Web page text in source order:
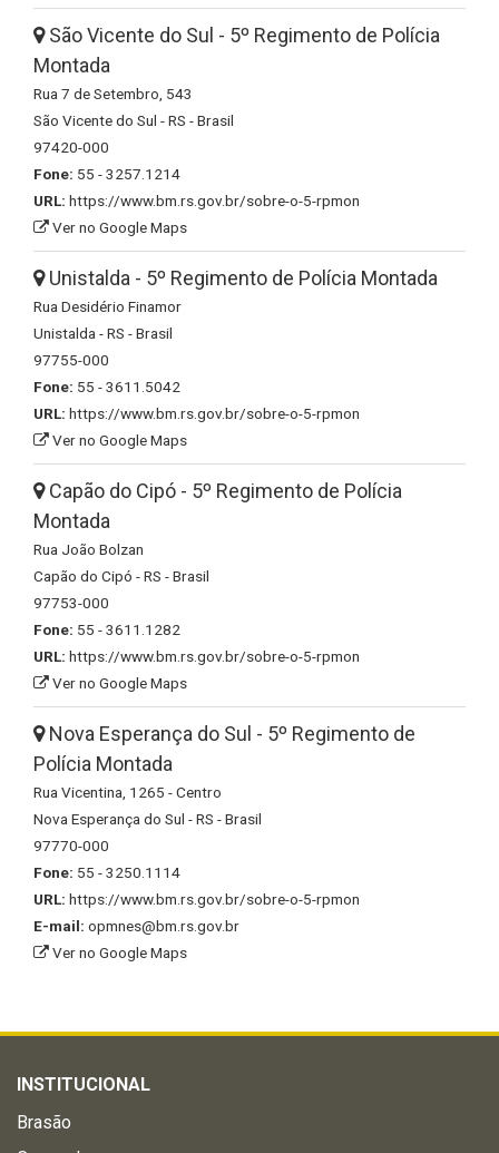
São Vicente do Sul - 5º Regimento de Polícia
Montada
Rua 7 de Setembro, 543
São Vicente do Sul - RS - Brasil
97420-000
Fone: 55 - 3257.1214
URL: https://www.bm.rs.gov.br/sobre-o-5-rpmon
Ver no Google Maps
Unistalda - 5º Regimento de Polícia Montada
Rua Desidério Finamor
Unistalda - RS - Brasil
97755-000
Fone: 55 - 3611.5042
URL: https://www.bm.rs.gov.br/sobre-o-5-rpmon
Ver no Google Maps
Capão do Cipó - 5º Regimento de Polícia
Montada
Rua João Bolzan
Capão do Cipó - RS - Brasil
97753-000
Fone: 55 - 3611.1282
URL: https://www.bm.rs.gov.br/sobre-o-5-rpmon
Ver no Google Maps
Nova Esperança do Sul - 5º Regimento de
Polícia Montada
Rua Vicentina, 1265 - Centro
Nova Esperança do Sul - RS - Brasil
97770-000
Fone: 55 - 3250.1114
URL: https://www.bm.rs.gov.br/sobre-o-5-rpmon
E-mail: opmnes@bm.rs.gov.br
Ver no Google Maps
INSTITUCIONAL
Brasão